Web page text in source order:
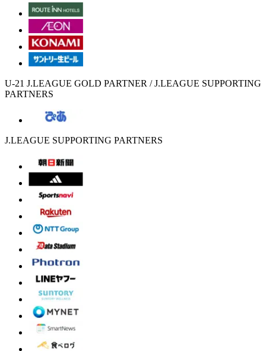
U-21 J.LEAGUE GOLD PARTNER / J.LEAGUE SUPPORTING
PARTNERS
J.LEAGUE SUPPORTING PARTNERS